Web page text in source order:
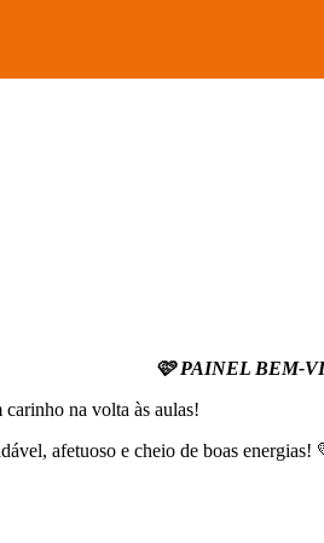
🩷 PAINEL BEM-
na volta às aulas!
afetuoso e cheio de boas energias!